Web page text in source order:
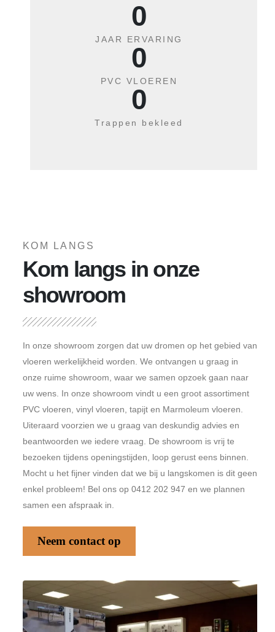
0
JAAR ERVARING
0
PVC VLOEREN
0
Trappen bekleed
KOM LANGS
Kom langs in onze
showroom
In onze showroom zorgen dat uw dromen op het gebied van
vloeren werkelijkheid worden. We ontvangen u graag in
onze ruime showroom, waar we samen opzoek gaan naar
uw wens. In onze showroom vindt u een groot assortiment
PVC vloeren, vinyl vloeren, tapijt en Marmoleum vloeren.
Uiteraard voorzien we u graag van deskundig advies en
beantwoorden we iedere vraag. De showroom is vrij te
bezoeken tijdens openingstijden, loop gerust eens binnen.
Mocht u het fijner vinden dat we bij u langskomen is dit geen
enkel probleem! Bel ons op 0412 202 947 en we plannen
samen een afspraak in.
Neem contact op